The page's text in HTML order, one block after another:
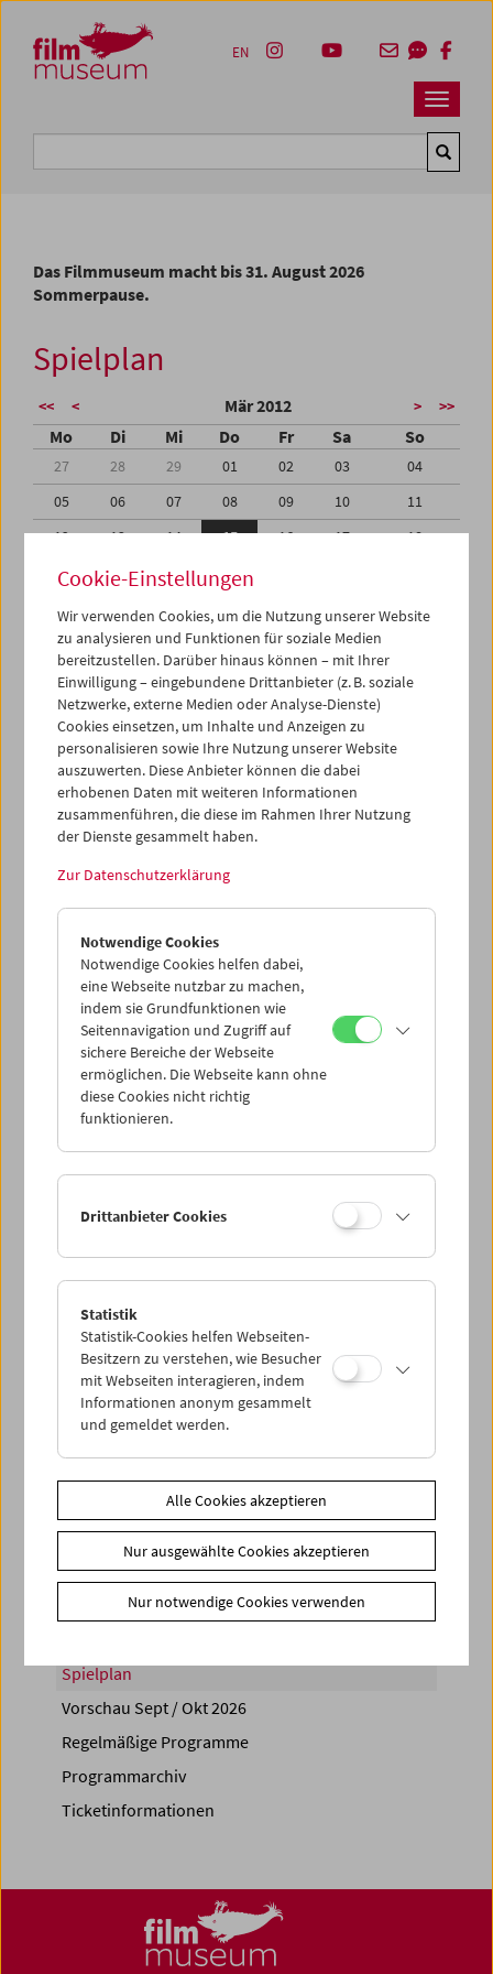
Zum Inhalt
Zum Hauptmenü
Zur Servicenavigation
Zum Suche
Navbar
EN
Das Filmmuseum macht bis 31. August 2026
Sommerpause.
Spielplan
<< < Mär 2012 > >>
Mo Di Mi Do Fr Sa So
27 28 29 01 02 03
04
05
06 07 08 09 10
11
12
13 14 15 16 17
18
19
20 21 22
26
28 30
01
02
03 04 05 06 07
iCalender
Programmheft-PDF
English language or subtitles
< Vorherige Woche
Mo 12.3.
Di 13.3.
Mi 14.3.
Do 15.3.
Sa 17.3.
PROGRAMM ÜBERBLICK
Share on
Spielplan
Vorschau Sept / Okt 2026
Regelmäßige Programme
Programmarchiv
Ticketinformationen
Cookie-Einstellungen
Wir verwenden Cookies, um die Nutzung unserer Website
zu analysieren und Funktionen für soziale Medien
bereitzustellen. Darüber hinaus können – mit Ihrer
Einwilligung – eingebundene Drittanbieter (z. B. soziale
Netzwerke, externe Medien oder Analyse-Dienste)
Cookies einsetzen, um Inhalte und Anzeigen zu
personalisieren sowie Ihre Nutzung unserer Website
auszuwerten. Diese Anbieter können die dabei
erhobenen Daten mit weiteren Informationen
zusammenführen, die diese im Rahmen Ihrer Nutzung
der Dienste gesammelt haben.
Zur Datenschutzerklärung
Notwendige Cookies
Notwendige Cookies helfen dabei,
eine Webseite nutzbar zu machen,
indem sie Grundfunktionen wie
Seitennavigation und Zugriff auf
sichere Bereiche der Webseite
ermöglichen. Die Webseite kann ohne
diese Cookies nicht richtig
funktionieren.
Drittanbieter Cookies
Statistik
Statistik-Cookies helfen Webseiten-
Besitzern zu verstehen, wie Besucher
mit Webseiten interagieren, indem
Informationen anonym gesammelt
und gemeldet werden.
Alle Cookies akzeptieren
Nur ausgewählte Cookies akzeptieren
Nur notwendige Cookies verwenden